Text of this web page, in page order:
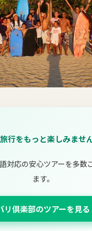
行をもっと楽しみませ
対応の安心ツアーを多数
ます。
リ倶楽部のツアーを見る